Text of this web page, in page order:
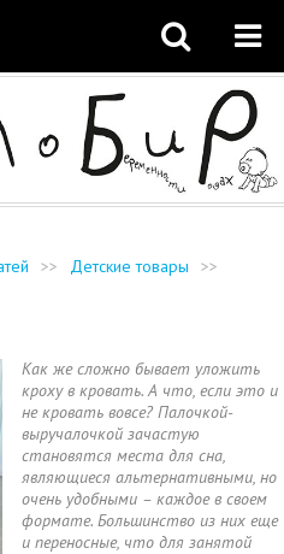
>> Детские товары >>
Как же сложно бывает уложить
кроху в кровать. А что, если это и
не кровать вовсе? Палочкой-
выручалочкой зачастую
становятся места для сна,
являющиеся альтернативными, но
очень удобными – каждое в своем
формате. Большинство из них еще
и переносные, что для занятой